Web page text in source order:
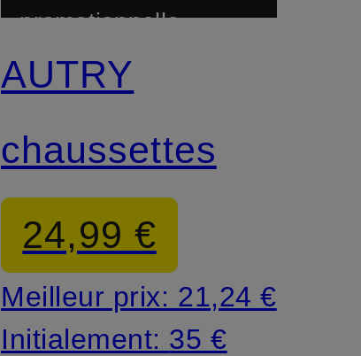
promotionnelle
AUTRY
chaussettes
24,99 €
Meilleur prix: 21,24 €
Initialement: 35 €